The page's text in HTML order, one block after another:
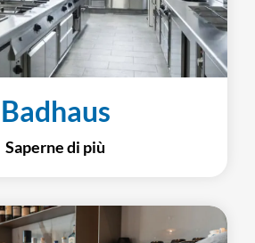
Badhaus
Saperne di più